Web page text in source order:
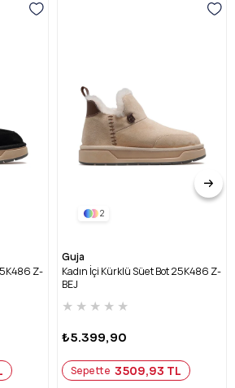
Z-
2
Guja
Kadın İçi Kürklü Süet Bot 25K486 Z-
BEJ
★ ★ ★ ★ ★
₺5.399,90
Sepette 3509,93 TL